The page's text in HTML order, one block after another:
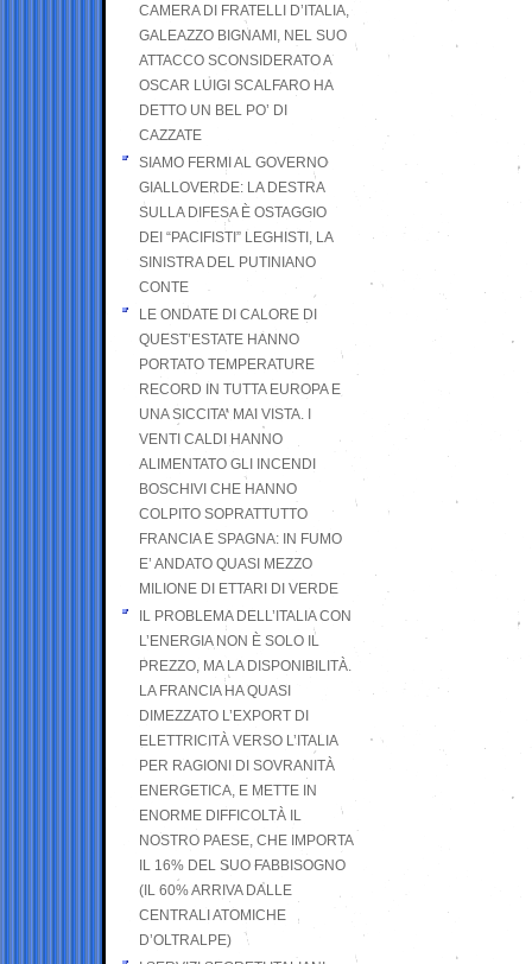
CAMERA DI FRATELLI D’ITALIA,
GALEAZZO BIGNAMI, NEL SUO
ATTACCO SCONSIDERATO A
OSCAR LUIGI SCALFARO HA
DETTO UN BEL PO’ DI
CAZZATE
SIAMO FERMI AL GOVERNO
GIALLOVERDE: LA DESTRA
SULLA DIFESA È OSTAGGIO
DEI “PACIFISTI” LEGHISTI, LA
SINISTRA DEL PUTINIANO
CONTE
LE ONDATE DI CALORE DI
QUEST’ESTATE HANNO
PORTATO TEMPERATURE
RECORD IN TUTTA EUROPA E
UNA SICCITA’ MAI VISTA. I
VENTI CALDI HANNO
ALIMENTATO GLI INCENDI
BOSCHIVI CHE HANNO
COLPITO SOPRATTUTTO
FRANCIA E SPAGNA: IN FUMO
E’ ANDATO QUASI MEZZO
MILIONE DI ETTARI DI VERDE
IL PROBLEMA DELL’ITALIA CON
L’ENERGIA NON È SOLO IL
PREZZO, MA LA DISPONIBILITÀ.
LA FRANCIA HA QUASI
DIMEZZATO L’EXPORT DI
ELETTRICITÀ VERSO L’ITALIA
PER RAGIONI DI SOVRANITÀ
ENERGETICA, E METTE IN
ENORME DIFFICOLTÀ IL
NOSTRO PAESE, CHE IMPORTA
IL 16% DEL SUO FABBISOGNO
(IL 60% ARRIVA DALLE
CENTRALI ATOMICHE
D’OLTRALPE)